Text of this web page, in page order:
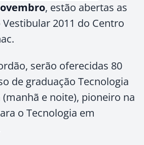
, estão abertas as
2011 do Centro
serão oferecidas 80
de graduação Tecnologia
e noite), pioneiro na
o Tecnologia em